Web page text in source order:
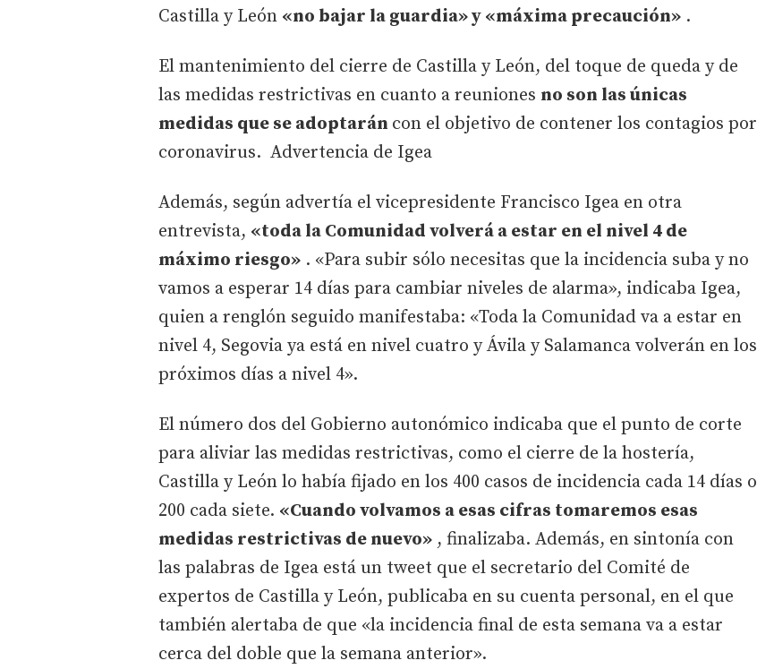
Castilla y León «no bajar la guardia» y «máxima precaución» .
El mantenimiento del cierre de Castilla y León, del toque de queda y de
las medidas restrictivas en cuanto a reuniones no son las únicas
medidas que se adoptarán con el objetivo de contener los contagios por
coronavirus. Advertencia de Igea
Además, según advertía el vicepresidente Francisco Igea en otra
entrevista, «toda la Comunidad volverá a estar en el nivel 4 de
máximo riesgo» . «Para subir sólo necesitas que la incidencia suba y no
vamos a esperar 14 días para cambiar niveles de alarma», indicaba Igea,
quien a renglón seguido manifestaba: «Toda la Comunidad va a estar en
nivel 4, Segovia ya está en nivel cuatro y Ávila y Salamanca volverán en los
próximos días a nivel 4».
El número dos del Gobierno autonómico indicaba que el punto de corte
para aliviar las medidas restrictivas, como el cierre de la hostería,
Castilla y León lo había fijado en los 400 casos de incidencia cada 14 días o
200 cada siete. «Cuando volvamos a esas cifras tomaremos esas
medidas restrictivas de nuevo» , finalizaba. Además, en sintonía con
las palabras de Igea está un tweet que el secretario del Comité de
expertos de Castilla y León, publicaba en su cuenta personal, en el que
también alertaba de que «la incidencia final de esta semana va a estar
cerca del doble que la semana anterior».